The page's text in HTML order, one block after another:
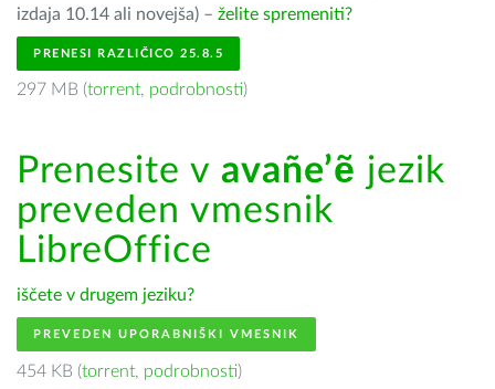
izdaja 10.14 ali novejša) – želite spremeniti?
PRENESI RAZLIČICO 25.8.5
297 MB (torrent, podrobnosti)
Prenesite v avañe’ẽ jezik
preveden vmesnik
LibreOffice
iščete v drugem jeziku?
PREVEDEN UPORABNIŠKI VMESNIK
454 KB (torrent, podrobnosti)